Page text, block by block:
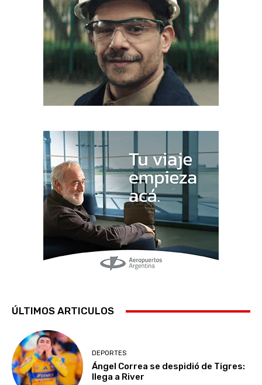
ÚLTIMOS ARTICULOS
DEPORTES
Ángel Correa se despidió de Tigres:
llega a River